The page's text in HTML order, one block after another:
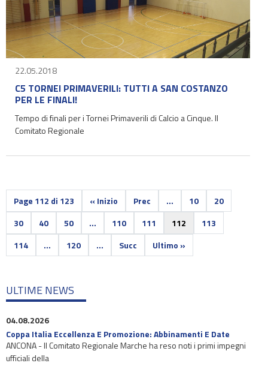
22.05.2018
C5 TORNEI PRIMAVERILI: TUTTI A SAN COSTANZO
PER LE FINALI!
Tempo di finali per i Tornei Primaverili di Calcio a Cinque. Il
Comitato Regionale
Page 112 di 123 « Inizio Prec ... 10
20
30
40 50 ... 110 111 112
113
114
... 120 ... Succ Ultimo »
ULTIME NEWS
04.08.2026
Coppa Italia Eccellenza E Promozione: Abbinamenti E Date
ANCONA - Il Comitato Regionale Marche ha reso noti i primi impegni
ufficiali della